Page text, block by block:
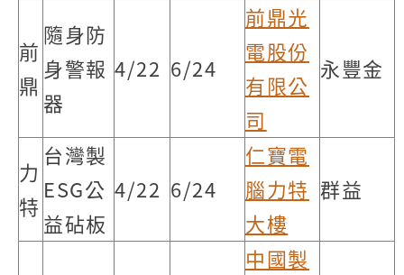
前
鼎
隨身防
身警報
器
4/22 6/24
前鼎光
電股份
有限公
司
永豐金
力
特
台灣製
ESG公
益砧板
4/22 6/24
仁寶電
腦力特
大樓
群益
中國製